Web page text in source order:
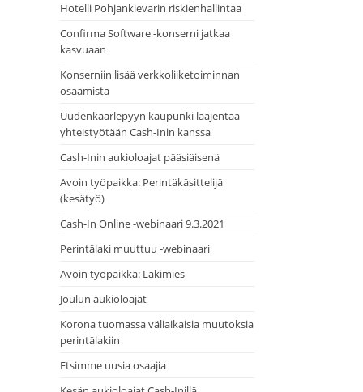
Hotelli Pohjankievarin riskienhallintaa
Confirma Software -konserni jatkaa
kasvuaan
Konserniin lisää verkkoliiketoiminnan
osaamista
Uudenkaarlepyyn kaupunki laajentaa
yhteistyötään Cash-Inin kanssa
Cash-Inin aukioloajat pääsiäisenä
Avoin työpaikka: Perintäkäsittelijä
(kesätyö)
Cash-In Online -webinaari 9.3.2021
Perintälaki muuttuu -webinaari
Avoin työpaikka: Lakimies
Joulun aukioloajat
Korona tuomassa väliaikaisia muutoksia
perintälakiin
Etsimme uusia osaajia